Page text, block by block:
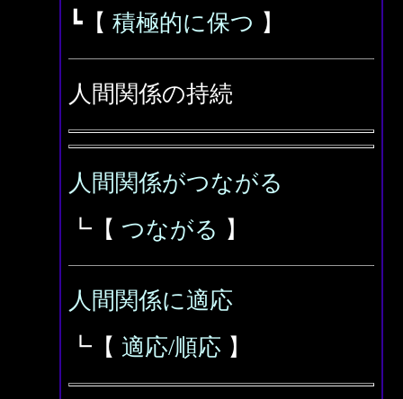
┗【 積極的に保つ 】
人間関係の持続
人間関係がつながる
┗【 つながる 】
人間関係に適応
┗【 適応/順応 】